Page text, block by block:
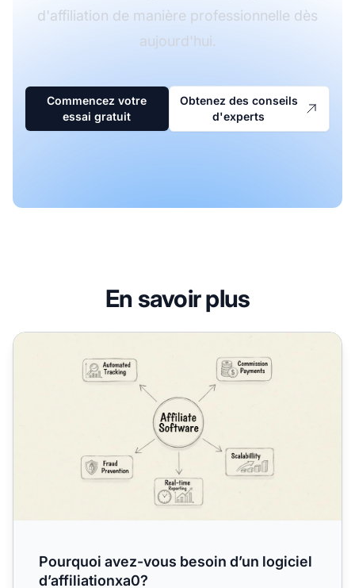
d'affiliation de manière professionnelle dès
aujourd'hui.
Commencez votre
essai gratuit
Obtenez des conseils
d'experts
En savoir plus
Pourquoi avez-vous besoin d’un logiciel d’affiliationxa0?
Pourquoi avez-vous besoin d’un logiciel
d’affiliationxa0?